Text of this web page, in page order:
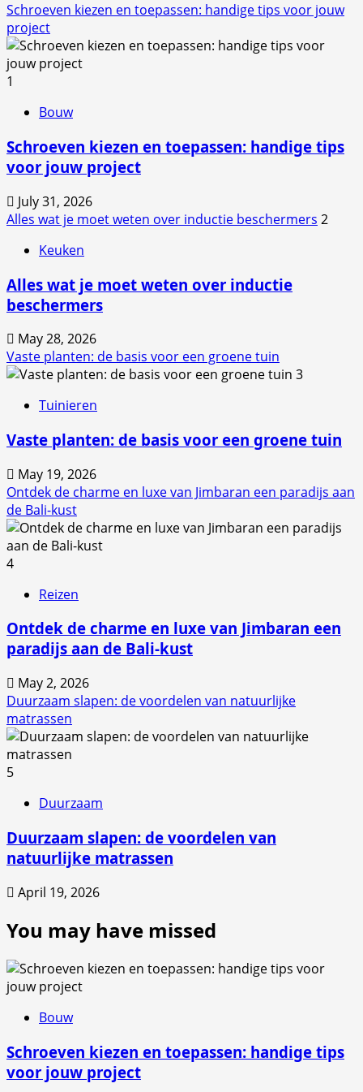
Schroeven kiezen en toepassen: handige tips voor jouw
project
1
Bouw
Schroeven kiezen en toepassen: handige tips
voor jouw project
July 31, 2026
Alles wat je moet weten over inductie beschermers 2
Keuken
Alles wat je moet weten over inductie
beschermers
May 28, 2026
Vaste planten: de basis voor een groene tuin
3
Tuinieren
Vaste planten: de basis voor een groene tuin
May 19, 2026
Ontdek de charme en luxe van Jimbaran een paradijs aan
de Bali-kust
4
Reizen
Ontdek de charme en luxe van Jimbaran een
paradijs aan de Bali-kust
May 2, 2026
Duurzaam slapen: de voordelen van natuurlijke
matrassen
5
Duurzaam
Duurzaam slapen: de voordelen van
natuurlijke matrassen
April 19, 2026
You may have missed
Bouw
Schroeven kiezen en toepassen: handige tips
voor jouw project